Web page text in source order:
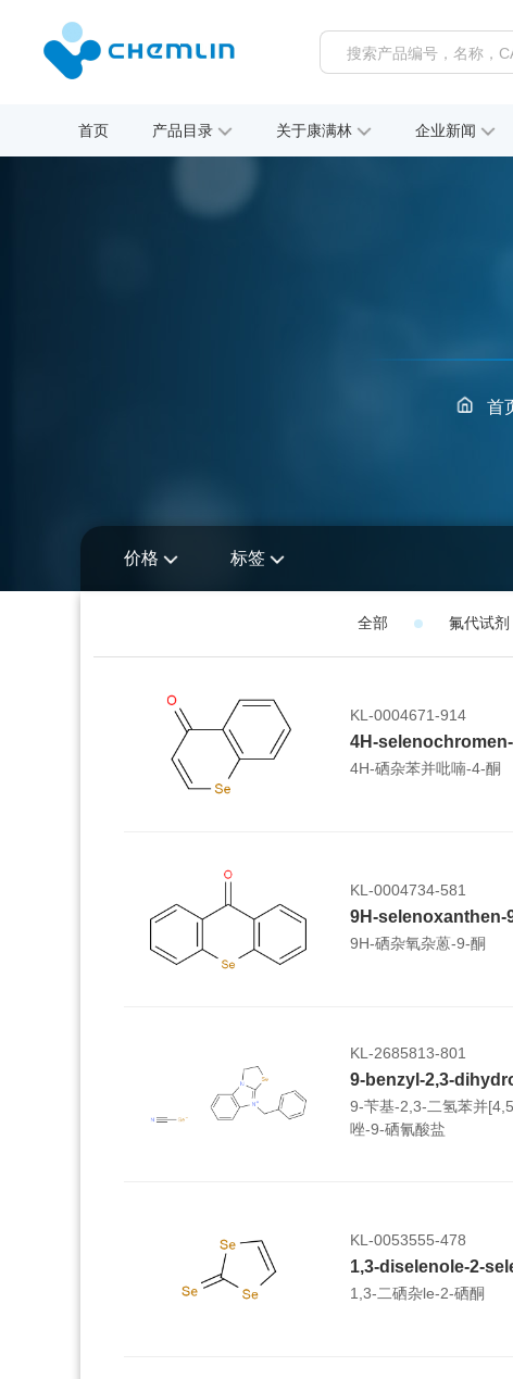
首页 产品目录 关于康满林 企业新闻
首
价格 标签
全部 氟代试剂
KL-0004671-914
4H-
4H-硒杂苯并吡喃-4-酮
KL-0004734-581
9H-selenoxanthen-
9H-硒杂氧杂蒽-9-酮
KL-2685813-801
9-苄基-2,3-二氢苯并
唑-9-硒氰酸盐
KL-0053555-478
1,3-diselenole-2-
1,3-二硒杂le-2-硒酮